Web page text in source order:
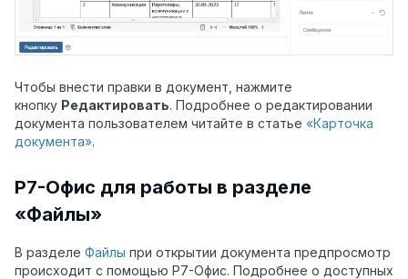
Чтобы внести правки в документ, нажмите
кнопку Редактировать. Подробнее о редактировании
документа пользователем читайте в статье «Карточка
документа».
Р7-Офис для работы в разделе
«Файлы»
В разделе Файлы при открытии документа предпросмотр
происходит с помощью Р7-Офис. Подробнее о доступных